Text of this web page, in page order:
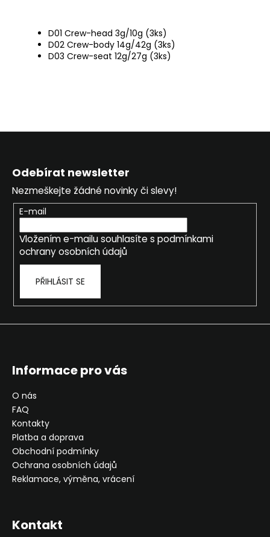
D01 Crew-head 3g/10g (3ks)
D02 Crew-body 14g/42g (3ks)
D03 Crew-seat 12g/27g (3ks)
Odebírat newsletter
Nezmeškejte žádné novinky či slevy!
E-mail
Vložením e-mailu souhlasíte s podmínkami
ochrany osobních údajů
PŘIHLÁSIT SE
Informace pro vás
O nás
FAQ
Kontakty
Platba a doprava
Obchodní podmínky
Ochrana osobních údajů
Reklamace, výměna, vrácení
Kontakt